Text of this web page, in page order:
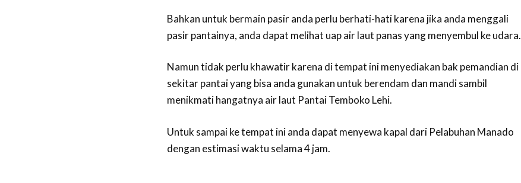
Bahkan untuk bermain pasir anda perlu berhati-hati karena jika anda menggali
pasir pantainya, anda dapat melihat uap air laut panas yang menyembul ke udara.
Namun tidak perlu khawatir karena di tempat ini menyediakan bak pemandian di
sekitar pantai yang bisa anda gunakan untuk berendam dan mandi sambil
menikmati hangatnya air laut Pantai Temboko Lehi.
Untuk sampai ke tempat ini anda dapat menyewa kapal dari Pelabuhan Manado
dengan estimasi waktu selama 4 jam.